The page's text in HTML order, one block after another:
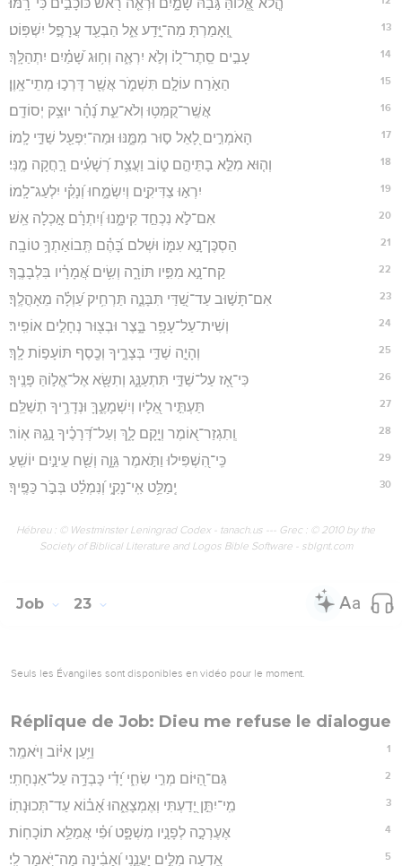
הֲ‍ֽלֹא־אֱ֭לוֹהַּ גֹּ֣בַהּ שָׁמָ֑יִם וּרְאֵ֤ה רֹ֖אשׁ כּוֹכָבִ֣ים כִּי־רָֽמּוּ׃
13 וְֽ֭אָמַרְתָּ מַה־יָּ֣דַֽע אֵ֑ל הַבְעַ֖ד עֲרָפֶ֣ל יִשְׁפּֽוֹט׃
14 עָבִ֣ים סֵֽתֶר־ל֭וֹ וְלֹ֣א יִרְאֶ֑ה וְח֥וּג שָׁ֝מַ֗יִם יִתְהַלָּֽךְ׃
15 הַאֹ֣רַח עוֹלָ֣ם תִּשְׁמֹ֑ר אֲשֶׁ֖ר דָּרְכ֣וּ מְתֵי־אָֽוֶן׃
16 אֲשֶֽׁר־קֻמְּט֥וּ וְלֹא־עֵ֑ת נָ֝הָ֗ר יוּצַ֥ק יְסוֹדָֽם׃
17 הָאֹמְרִ֣ים לָ֭אֵל ס֣וּר מִמֶּ֑נּוּ וּמַה־יִּפְעַ֖ל שַׁדַּ֣י לָֽמוֹ׃
18 וְה֤וּא מִלֵּ֣א בָתֵּיהֶ֣ם ט֑וֹב וַעֲצַ֥ת רְ֝שָׁעִ֗ים רָ֣חֲקָה מֶֽנִּי׃
19 יִרְא֣וּ צַדִּיקִ֣ים וְיִשְׂמָ֑חוּ וְ֝נָקִ֗י יִלְעַג־לָֽמוֹ׃
20 אִם־לֹ֣א נִכְחַ֣ד קִימָ֑נוּ וְ֝יִתְרָ֗ם אָ֣כְלָה אֵֽשׁ׃
21 הַסְכֶּן־נָ֣א עִמּ֑וֹ וּשְׁלם בָּ֝הֶ֗ם תְּֽבוֹאַתְךָ֥ טוֹבָֽה׃
22 קַח־נָ֣א מִפִּ֣יו תּוֹרָ֑ה וְשִׂ֥ים אֲ֝מָרָ֗יו בִּלְבָבֶֽךָ׃
23 אִם־תָּשׁ֣וּב עַד־שַׁ֭דַּי תִּבָּנֶ֑ה תַּרְחִ֥יק עַ֝וְלָ֗ה מֵאָהֳלֶֽךָ׃
24 וְשִׁית־עַל־עָפָ֥ר בָּ֑צֶר וּבְצ֖וּר נְחָלִ֣ים אוֹפִֽיר׃
25 וְהָיָ֣ה שַׁדַּ֣י בְּצָרֶ֑יךָ וְכֶ֖סֶף תּוֹעָפ֣וֹת לָֽךְ׃
26 כִּי־אָ֭ז עַל־שַׁדַּ֣י תִּתְעַנָּ֑ג וְתִשָּׂ֖א אֶל־אֱל֣וֹהַּ פָּנֶֽיךָ׃
27 תַּעְתִּ֣יר אֵ֭לָיו וְיִשְׁמָעֶ֑ךָּ וּנְדָרֶ֥יךָ תְשַׁלֵּֽם׃
28 וְֽתִגְזַר־א֭וֹמֶר וְיָ֣קָם לָ֑ךְ וְעַל־דְּ֝רָכֶ֗יךָ נָ֣גַֽהּ אֽוֹר׃
29 כִּֽי־הִ֭שְׁפִּילוּ וַתֹּ֣אמֶר גֵּוָ֑ה וְשַׁ֖ח עֵינַ֣יִם יוֹשִֽׁעַ׃
30 יְֽמַלֵּ֥ט אִֽי־נָקִ֑י וְ֝נִמְלַ֗ט בְּבֹ֣ר כַּפֶּֽיךָ׃
Hébreu : © Westminster Leningrad Codex - tanach.us --- Grec : © 2010 by the
Society of Biblical Literature and Logos Bible Software - sblgnt.com
Job 23
Seuls les Évangiles sont disponibles en vidéo pour le moment.
Réplique de Job: Dieu me refuse le dialogue
1 וַיַּ֥עַן אִיּ֗וֹב וַיֹּאמַֽר׃
2 גַּם־הַ֭יּוֹם מְרִ֣י שִׂחִ֑י יָ֝דִ֗י כָּבְדָ֥ה עַל־אַנְחָתִֽי׃
3 מִֽי־יִתֵּ֣ן יָ֭דַעְתִּי וְאֶמְצָאֵ֑הוּ אָ֝ב֗וֹא עַד־תְּכוּנָתֽוֹ׃
4 אֶעֶרְכָ֣ה לְפָנָ֣יו מִשְׁפָּ֑ט וּ֝פִ֗י אֲמַלֵּ֥א תוֹכָחֽוֹת׃
5 אֵ֭דְעָה מִלִּ֣ים יַעֲנֵ֑נִי וְ֝אָבִ֗ינָה מַה־יֹּ֥אמַר לִֽי׃